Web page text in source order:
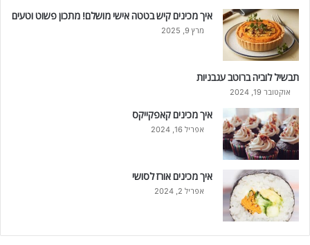
איך מכינים קיש בטטה אישי מושלם! מתכון פשוט וטעים
מרץ 9, 2025
תבשיל לוביה ברוטב עגבניות
אוקטובר 19, 2024
איך מכינים קאפקייקס
אפריל 16, 2024
איך מכינים אורז לסושי
אפריל 2, 2024